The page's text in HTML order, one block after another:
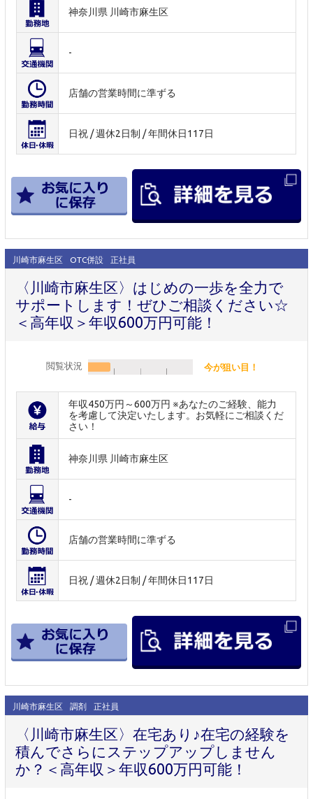
神奈川県 川崎市麻生区
-
店舗の営業時間に準ずる
日祝 / 週休2日制 / 年間休日117日
川崎市麻生区 OTC併設 正社員
〈川崎市麻生区〉はじめの一歩を全力で
サポートします！ぜひご相談ください☆
＜高年収＞年収600万円可能！
閲覧状況 今が狙い目！
年収450万円～600万円 ※あなたのご経験、能力
を考慮して決定いたします。お気軽にご相談くだ
さい！
神奈川県 川崎市麻生区
-
店舗の営業時間に準ずる
日祝 / 週休2日制 / 年間休日117日
川崎市麻生区 調剤 正社員
〈川崎市麻生区〉在宅あり♪在宅の経験を
積んでさらにステップアップしません
か？＜高年収＞年収600万円可能！